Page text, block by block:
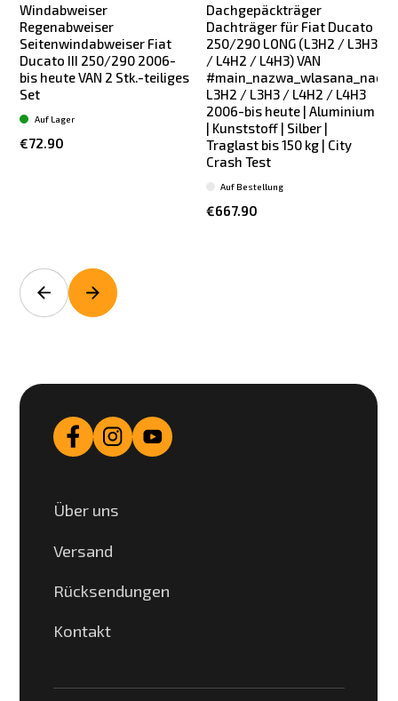
Windabweiser
Regenabweiser
Seitenwindabweiser Fiat
Ducato III 250/290 2006-
bis heute VAN 2 Stk.-teiliges
Set
€72.90
Auf Lager
Dachgepäckträger
Dachträger für Fiat Ducato
250/290 LONG (L3H2 / L3H3
/ L4H2 / L4H3) VAN
L3H2 / L3H3 / L4H2 / L4H3
2006-bis heute | Aluminium
| Kunststoff | Silber |
Traglast bis 150 kg | City
Crash Test
€667.90
Auf Bestellung
Über uns
Versand
Rücksendungen
Kontakt